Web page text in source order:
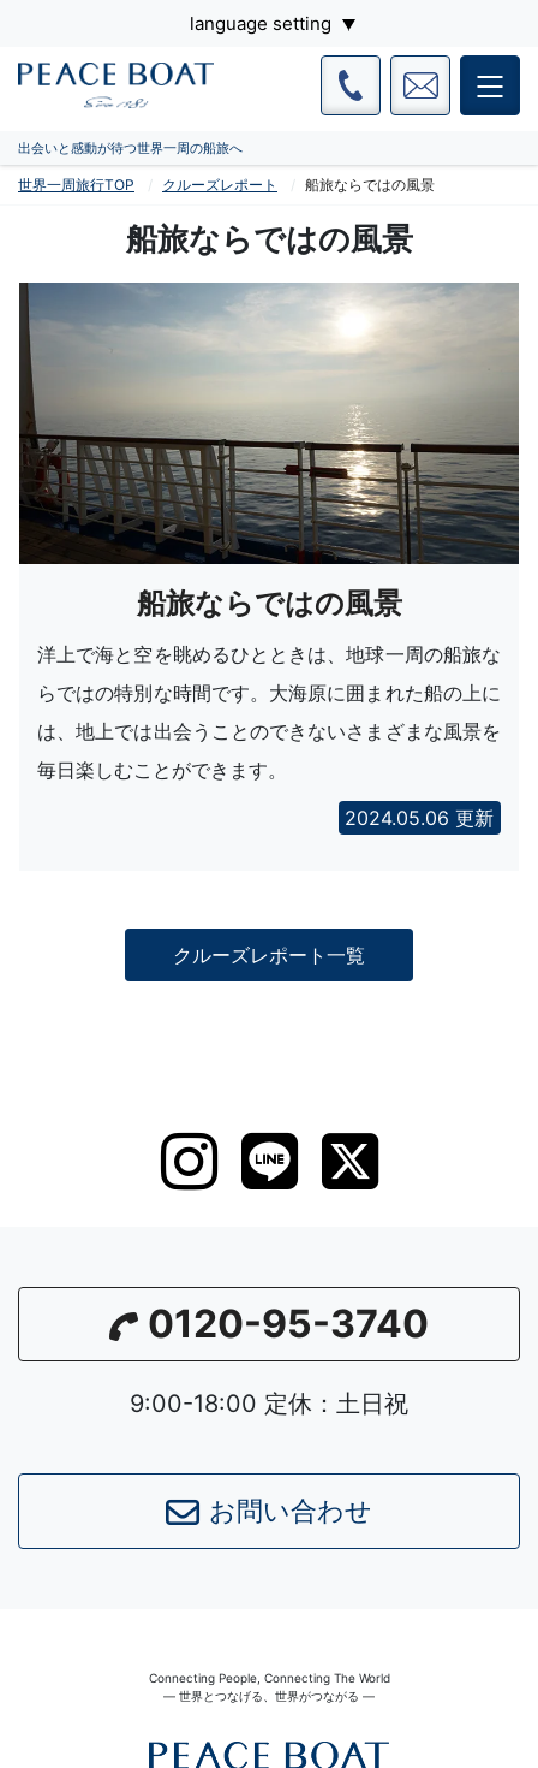
language setting
出会いと感動が待つ世界一周の船旅へ
世界一周旅行TOP クルーズレポート 船旅ならではの風景
船旅ならではの風景
船旅ならではの風景
洋上で海と空を眺めるひとときは、地球一周の船旅な
らではの特別な時間です。大海原に囲まれた船の上に
は、地上では出会うことのできないさまざまな風景を
毎日楽しむことができます。
2024.05.06 更新
クルーズレポート一覧
0120-95-3740
9:00-18:00 定休：土日祝
お問い合わせ
Connecting People, Connecting The World
― 世界とつなげる、世界がつながる ―